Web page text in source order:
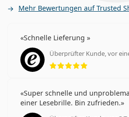
Mehr Bewertungen auf Trusted
Schnelle Lieferung
Überprüfter Kunde, vor
Bewertung
Super schnelle und
einer Lesebrille. Bin zufrieden.